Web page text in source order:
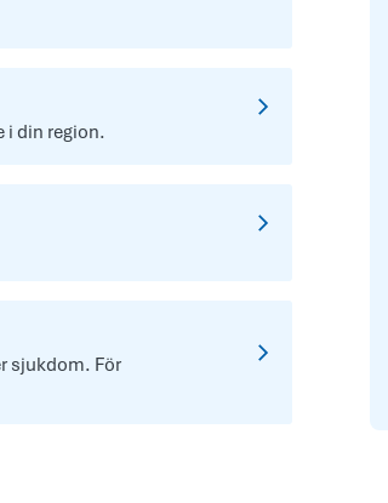
i din region.
sjukdom. För